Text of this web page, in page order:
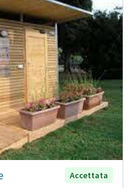
Accettata